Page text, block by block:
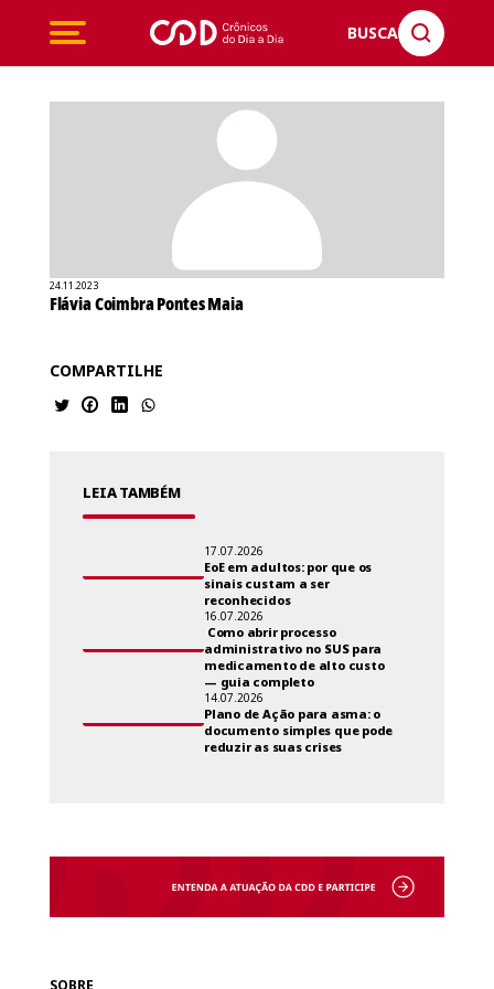
BUSCA
24.11.2023
Flávia Coimbra Pontes Maia
COMPARTILHE
LEIA TAMBÉM
17.07.2026
EoE em adultos: por que os
sinais custam a ser
reconhecidos
16.07.2026
Como abrir processo
administrativo no SUS para
medicamento de alto custo
— guia completo
14.07.2026
Plano de Ação para asma: o
documento simples que pode
reduzir as suas crises
SOBRE